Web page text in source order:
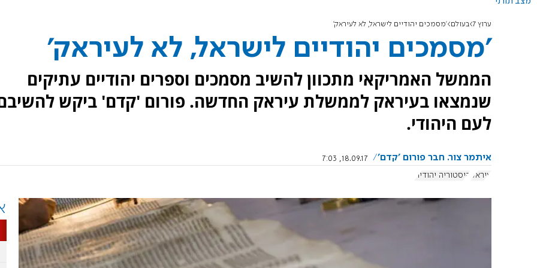
ערוץ 7 בעולם 'מסמכים יהודיים לישראל, לא לעיראק'
'מסמכים יהודיים לישראל, לא לעיראק'
הממשל האמריקאי מתכוון להשיב מסמכים וספרים יהודיים עתיקים
שנמצאו בעיראק לממשלת עיראק החדשה. פורום 'קדם' ביקש
לעם היהודי.
איתמר צור. חבר פורום 'קדם'
18.09.17, 7:03
עיראק היסטוריה יהודית